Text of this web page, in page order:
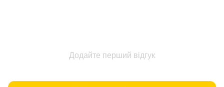
Додайте перший відгук